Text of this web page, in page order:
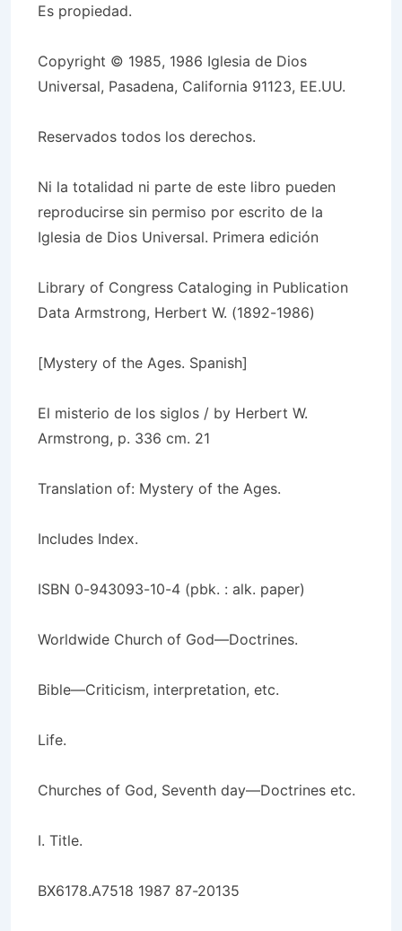
Es propiedad.
Copyright © 1985, 1986 Iglesia de Dios
Universal, Pasadena, California 91123, EE.UU.
Reservados todos los derechos.
Ni la totalidad ni parte de este libro pueden
reproducirse sin permiso por escrito de la
Iglesia de Dios Universal. Primera edición
Library of Congress Cataloging in Publication
Data Armstrong, Herbert W. (1892-1986)
[Mystery of the Ages. Spanish]
El misterio de los siglos / by Herbert W.
Armstrong, p. 336 cm. 21
Translation of: Mystery of the Ages.
Includes Index.
ISBN 0-943093-10-4 (pbk. : alk. paper)
Worldwide Church of God—Doctrines.
Bible—Criticism, interpretation, etc.
Life.
Churches of God, Seventh day—Doctrines etc.
I. Title.
BX6178.A7518 1987 87-20135